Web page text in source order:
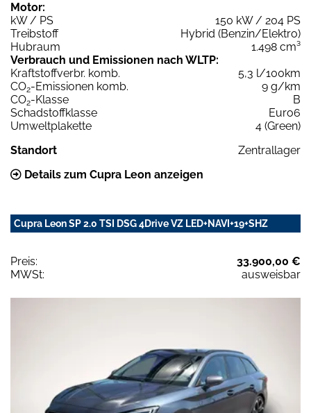
Motor:
kW / PS
150 kW / 204 PS
Treibstoff
Hybrid (Benzin/Elektro)
Hubraum
1.498 cm³
Verbrauch und Emissionen nach WLTP:
Kraftstoffverbr. komb.
5,3 l/100km
CO2-Emissionen komb.
9 g/km
CO2-Klasse
B
Schadstoffklasse
Euro6
Umweltplakette
4 (Green)
Standort
Zentrallager
Details zum Cupra Leon anzeigen
Cupra Leon SP 2.0 TSI DSG 4Drive VZ LED+NAVI+19+SHZ
Preis:
33.900,00 €
MWSt:
ausweisbar